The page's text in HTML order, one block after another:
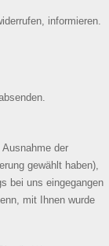
informieren.
der
gewählt haben),
bei uns eingegangen
mit Ihnen wurde